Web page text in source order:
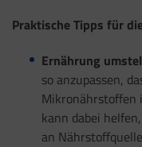
Praktische Tipps für
Ernährung
so anzupassen,
Mikronährstoffen
kann dabei
an